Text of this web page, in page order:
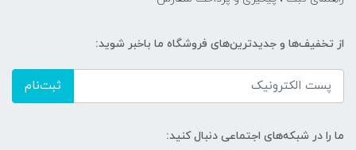
از تخفیف‌ها و جدیدترین‌های فروشگاه ما باخبر شوید:
ثبت‌نام
ما را در شبکه‌های اجتماعی دنبال کنید: